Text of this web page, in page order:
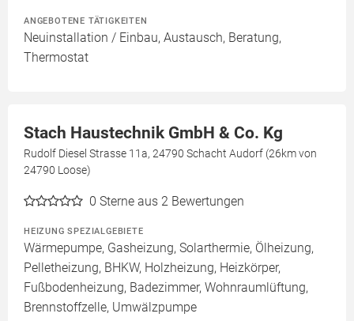
ANGEBOTENE TÄTIGKEITEN
Neuinstallation / Einbau, Austausch, Beratung,
Thermostat
Stach Haustechnik GmbH & Co. Kg
Rudolf Diesel Strasse 11a, 24790 Schacht Audorf (26km von
24790 Loose)
0 Sterne aus 2 Bewertungen
HEIZUNG SPEZIALGEBIETE
Wärmepumpe, Gasheizung, Solarthermie, Ölheizung,
Pelletheizung, BHKW, Holzheizung, Heizkörper,
Fußbodenheizung, Badezimmer, Wohnraumlüftung,
Brennstoffzelle, Umwälzpumpe